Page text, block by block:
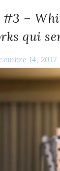
–
qui
14, 2017